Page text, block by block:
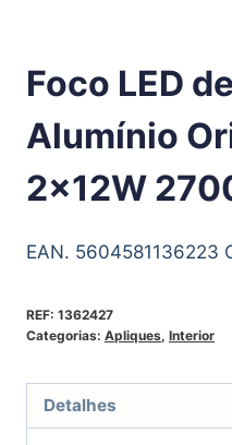
Foco LED
Alumínio
2x12W
EAN. 5604581136223
REF: 1362427
Categorias: Apliques, Interior
Detalhes